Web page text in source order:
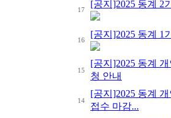
17
[공지]2025 동계 2
16
[공지]2025 동계 1
15
[공지]2025 동계
청 안내
14
[공지]2025 동계
접수 마감...